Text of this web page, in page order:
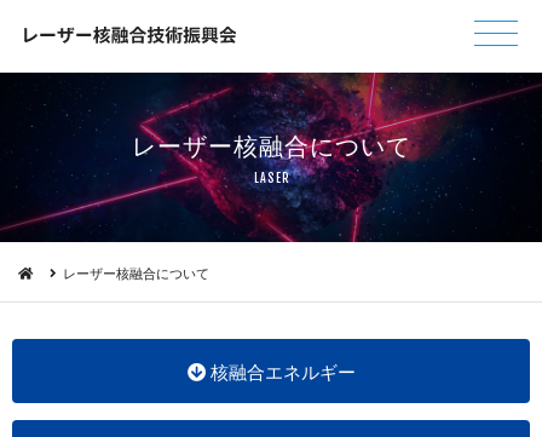
レーザー核融合 に つ い て
L A S E R
レーザー核融合について
核融合エネルギー